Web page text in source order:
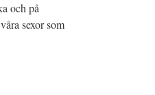
och på
sexor som